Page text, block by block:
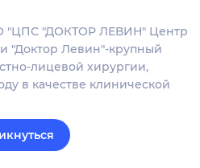
"ЦПС "ДОКТОР ЛЕВИН" Центр
"Доктор Левин"-крупный
лицевой хирургии,
в качестве клинической